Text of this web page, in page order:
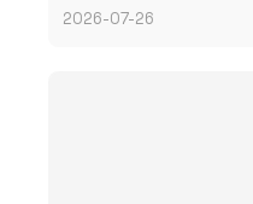
2026-07-26